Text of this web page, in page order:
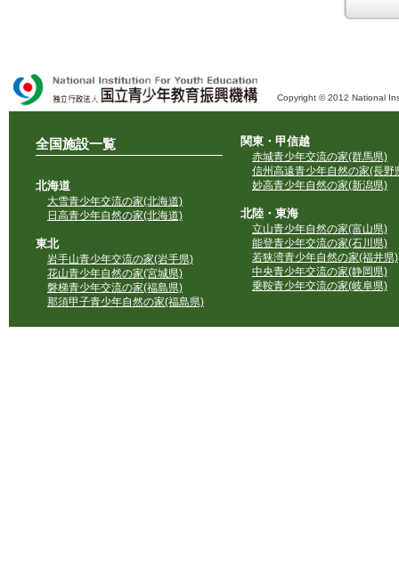
Copyright © 2012 National
全国施設一覧
北海道
大雪青少年交流の家(北海道)
日高青少年自然の家(北海道)
東北
岩手山青少年交流の家(岩手県)
花山青少年自然の家(宮城県)
磐梯青少年交流の家(福島県)
那須甲子青少年自然の家(福島県)
関東・甲信越
赤城青少年交流の家(群馬県)
信州高遠青少年自然の家(長野
妙高青少年自然の家(新潟県)
北陸・東海
立山青少年自然の家(富山県)
能登青少年交流の家(石川県)
若狭湾青少年自然の家(福井県)
中央青少年交流の家(静岡県)
乗鞍青少年交流の家(岐阜県)